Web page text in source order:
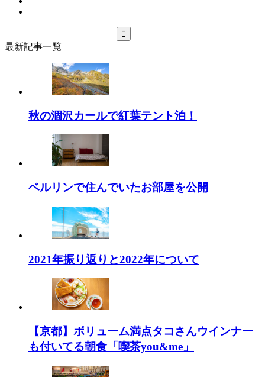
最新記事一覧
秋の涸沢カールで紅葉テント泊！
ベルリンで住んでいたお部屋を公開
2021年振り返りと2022年について
【京都】ボリューム満点タコさんウインナー
も付いてる朝食「喫茶you&me」